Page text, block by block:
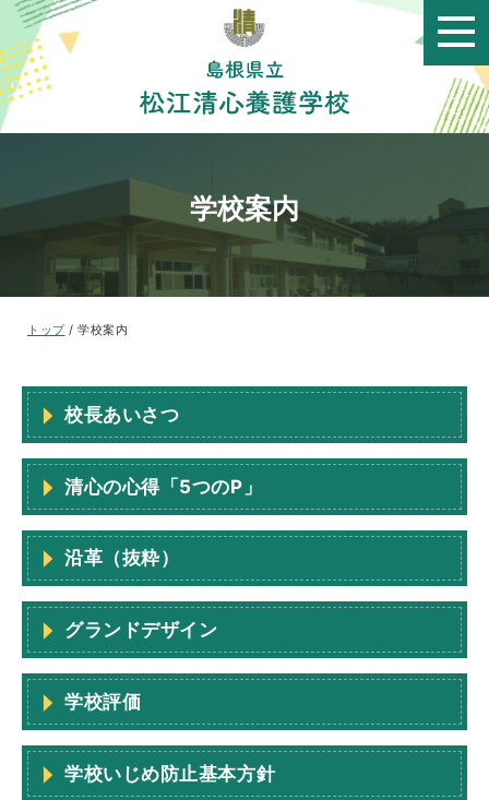
このページの本文へ
学校案内
現
位
置：
トップ/学校案内
校長あいさつ
清心の心得「5つのP」
沿革（抜粋）
グランドデザイン
学校評価
学校いじめ防止基本方針